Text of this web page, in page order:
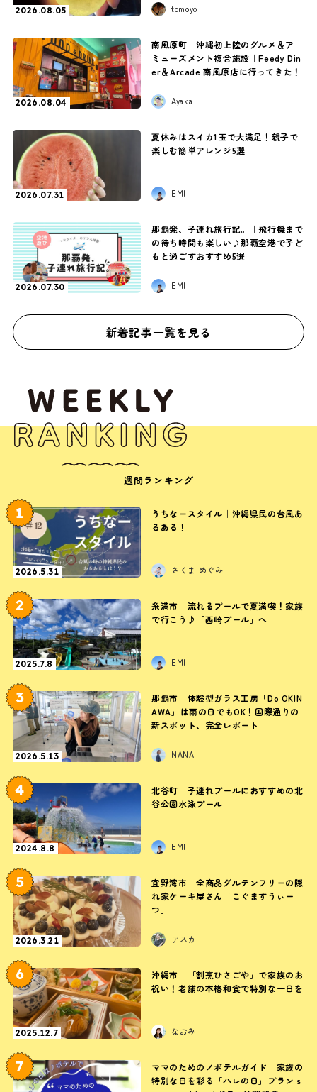
2026.08.05 tomoyo
2026.08.04
南風原町｜沖縄初上陸のグルメ＆ア
ミューズメント複合施設｜Feedy Din
er＆Arcade 南風原店に行ってきた！
Ayaka
2026.07.31
夏休みはスイカ1玉で大満足！親子で
楽しむ簡単アレンジ5選
EMI
2026.07.30
那覇発、子連れ旅行記。｜飛行機まで
の待ち時間も楽しい♪那覇空港で子ど
もと過ごすおすすめ5選
EMI
新着記事一覧を見る
週間ランキング
1
2026.5.31
うちなースタイル｜沖縄県民の台風あ
るある！
さくま めぐみ
2
2025.7.8
糸満市｜流れるプールで夏満喫！家族
で行こう♪「西崎プール」へ
EMI
3
2026.5.13
那覇市｜体験型ガラス工房「Do OKIN
AWA」は雨の日でもOK！国際通りの
新スポット、完全レポート
NANA
4
2024.8.8
北谷町｜子連れプールにおすすめの北
谷公園水泳プール
EMI
5
2026.3.21
宜野湾市｜全商品グルテンフリーの隠
れ家ケーキ屋さん「こぐますうぃー
つ」
アスカ
6
2025.12.7
沖縄市｜「割烹ひさごや」で家族のお
祝い！老舗の本格和食で特別な一日を
なおみ
7
ママのためのノボテルガイド｜家族の
特別な日を彩る「ハレの日」プラン s